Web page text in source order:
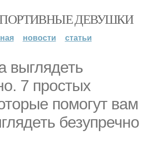
СПОРТИВНЫЕ ДЕВУШКИ
новости статьи
выглядеть
7 простых
помогут вам
безупречно